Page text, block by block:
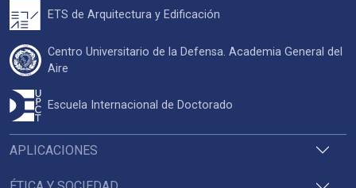
APLICACIONES
ETS de Arquitectura y Edificación
Centro Universitario de la Defensa. Academia General del
Aire
Escuela Internacional de Doctorado